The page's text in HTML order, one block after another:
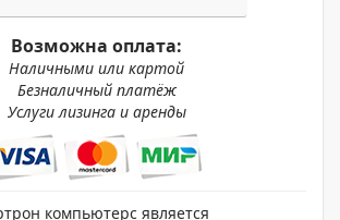
Возможна оплата:
Наличными или картой
Безналичный платёж
Услуги лизинга и аренды
компьютерс является